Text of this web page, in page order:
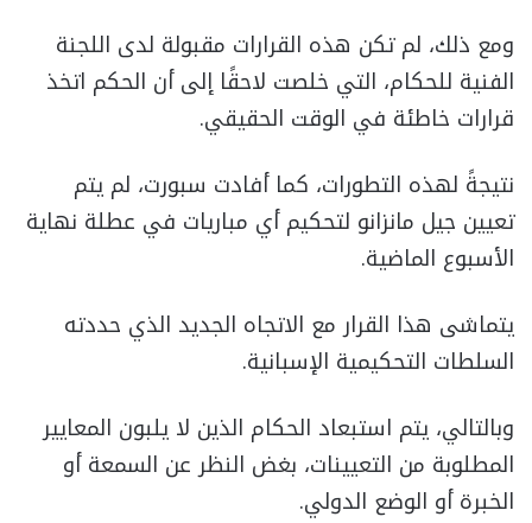
ومع ذلك، لم تكن هذه القرارات مقبولة لدى اللجنة
الفنية للحكام، التي خلصت لاحقًا إلى أن الحكم اتخذ
قرارات خاطئة في الوقت الحقيقي.
نتيجةً لهذه التطورات، كما أفادت سبورت، لم يتم
تعيين جيل مانزانو لتحكيم أي مباريات في عطلة نهاية
الأسبوع الماضية.
يتماشى هذا القرار مع الاتجاه الجديد الذي حددته
السلطات التحكيمية الإسبانية.
وبالتالي، يتم استبعاد الحكام الذين لا يلبون المعايير
المطلوبة من التعيينات، بغض النظر عن السمعة أو
الخبرة أو الوضع الدولي.